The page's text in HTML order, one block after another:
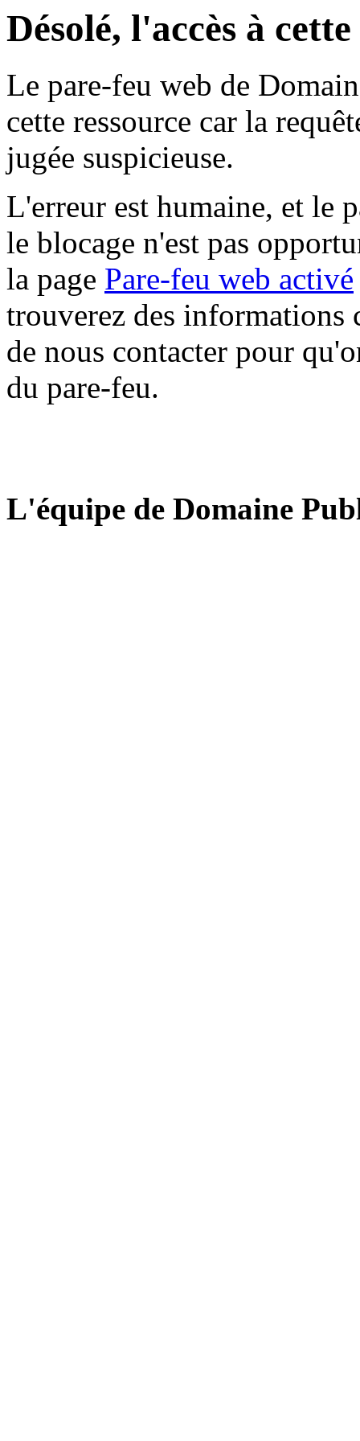
Désolé, l'accès à
Le pare-feu web de
cette ressource car la
jugée suspicieuse.
L'erreur est humaine, et le
le blocage n'est pas
la page Pare-feu web activé
trouverez des informations
de nous contacter pour
du pare-feu.
L'équipe de Domaine